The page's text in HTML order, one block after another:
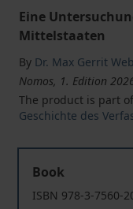
Eine
Mittelstaaten
By Dr. Max Gerrit
Nomos, 1. Edition
The product is part
Geschichte des
Book
ISBN 978-3-7560-